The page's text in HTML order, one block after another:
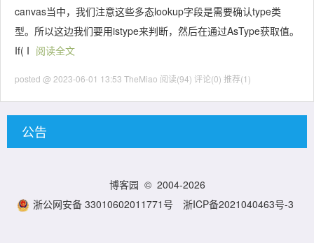
canvas当中，我们注意这些多态lookup字段是需要确认type类
型。所以这边我们要用istype来判断，然后在通过AsType获取值。
If( I 阅读全文
posted @ 2023-06-01 13:53 TheMiao 阅读(94) 评论(0) 推荐(1)
公告
博客园 © 2004-2026
浙公网安备 33010602011771号
浙ICP备2021040463号-3